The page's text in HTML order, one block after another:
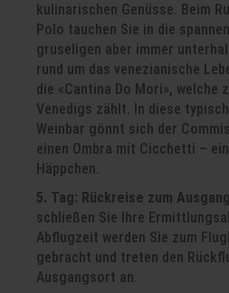
kulinarischen Genüsse. Beim
Polo tauchen Sie in die
gruseligen aber immer
rund um das venezianische
die «Cantina Do Mori», welche
Venedigs zählt. In diese
Weinbar gönnt sich der
einen Ombra mit Cicchetti –
Häppchen.
5. Tag: Rückreise zum
schließen Sie Ihre
Abflugzeit werden Sie zum
gebracht und treten den
Ausgangsort an.